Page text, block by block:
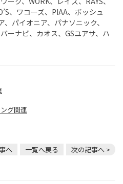
、ワコーズ、PIAA、ボッシュ
パイオニア、パナソニック、
ーナビ、カオス、GSユアサ、ハ
グ関連
へ 一覧へ戻る 次の記事へ >